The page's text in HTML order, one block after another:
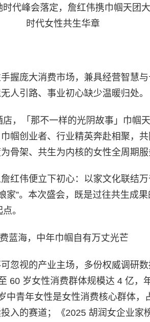
代峰会落定，詹红伟携巾帼天团
时代女性共生华章
握庞大消费市场，兼具经营智慧
人引路、事业初心缺少温暖归处。
，「那不一样的光阴故事」巾帼
帼创业者、行业精英奔赴相聚，
骨架、共生为内核的女性全周期服
红伟便立下初心：以家文化联结
家”。本次盛会，既是过往共生成
。
蓝海，中年巾帼自有万丈光芒
忽视的产业主场，多份权威调研
60 岁女性消费群体规模达 4 亿，
中青年女性是女性消费核心群体，
入的赛道；《2025 胡润女企业家